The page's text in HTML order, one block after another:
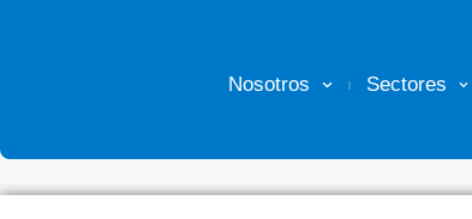
Nosotros Sectores